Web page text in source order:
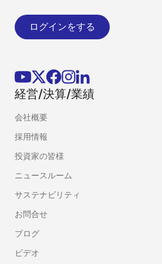
ログインをする
経営/決算/業績
会社概要
採用情報
投資家の皆様
ニュースルーム
サステナビリティ
お問合せ
ブログ
ビデオ